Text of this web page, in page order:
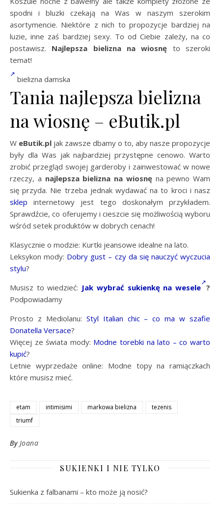
spodni i bluzki czekają na Was w naszym szerokim
asortymencie. Niektóre z nich to propozycje bardziej na
luzie, inne zaś bardziej sexy. To od Ciebie zależy, na co
postawisz. Najlepsza bielizna na wiosnę to szeroki
temat!
bielizna damska
Tania najlepsza bielizna
na wiosnę – eButik.pl
W eButik.pl jak zawsze dbamy o to, aby nasze propozycje
były dla Was jak najbardziej przystępne cenowo. Warto
zrobić przegląd swojej garderoby i zainwestować w nowe
rzeczy, a najlepsza bielizna na wiosnęna pewno Wam
się przyda. Nie trzeba jednak wydawać na to kroci i nasz
sklep internetowy jest tego doskonałym przykładem.
Sprawdźcie, co oferujemy i cieszcie się możliwością wyboru
wśród setek produktów w dobrych cenach!
Klasycznie o modzie: Kurtki jeansowe idealne na lato.
Leksykon mody: Dobry gust – czy da się nauczyć wyczucia
stylu?
Musisz to wiedzieć: Jak wybrać sukienkę na wesele ?
Podpowiadamy
Prosto z Mediolanu: Styl Italian chic – co ma w szafie
Donatella Versace?
Więcej ze świata mody: Modne torebki na lato – co warto
kupić?
Letnie wyprzedaże online: Modne topy na ramiączkach
które musisz mieć.
etam intimisimi markowa bielizna
tezenis
triumf
By Joana
SUKIENKI I NIE TYLKO
Sukienka z falbanami – kto może ją nosić?